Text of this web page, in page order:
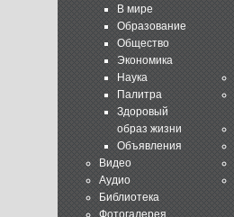
В мире
Образование
Общество
Экономика
Наука
Палитра
Здоровый
образ жизни
Объявления
Видео
Аудио
Библиотека